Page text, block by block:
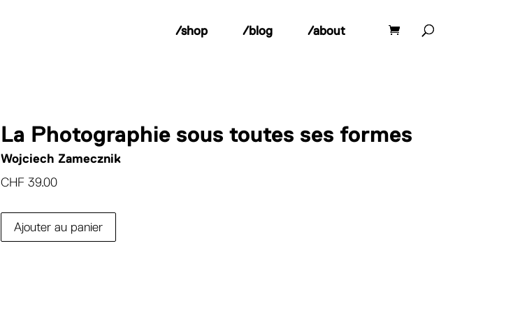
/shop /blog /about
La Photographie sous toutes ses formes
Wojciech Zamecznik
CHF 39.00
Ajouter au panier